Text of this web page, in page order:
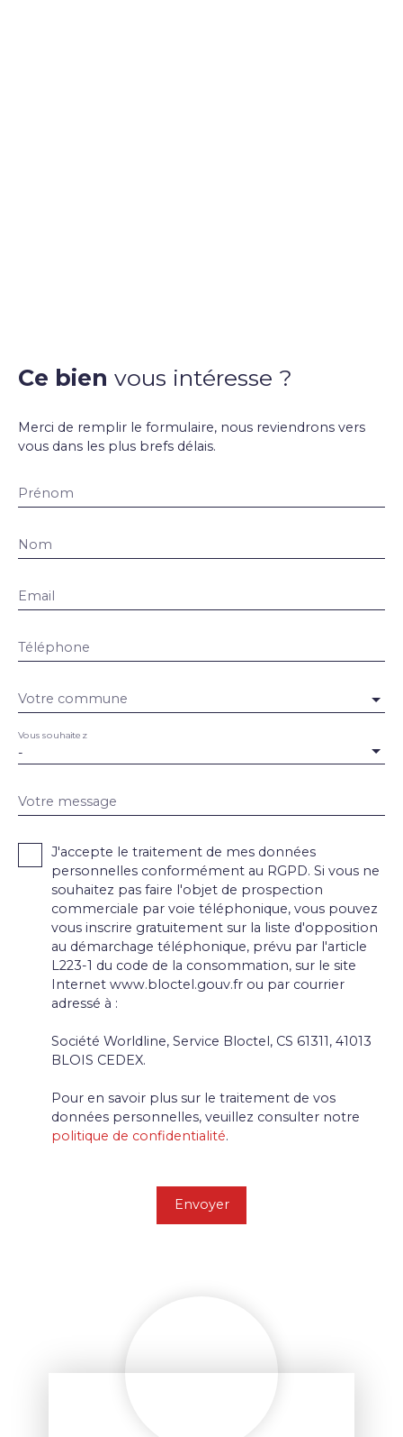
Ce bien vous intéresse ?
Merci de remplir le formulaire, nous reviendrons vers
vous dans les plus brefs délais.
Prénom
Nom
Email
Téléphone
Votre commune
-
Vous souhaitez
Votre message
J'accepte le traitement de mes données
personnelles conformément au RGPD. Si vous ne
souhaitez pas faire l'objet de prospection
commerciale par voie téléphonique, vous pouvez
vous inscrire gratuitement sur la liste d'opposition
au démarchage téléphonique, prévu par l'article
L223-1 du code de la consommation, sur le site
Internet www.bloctel.gouv.fr ou par courrier
adressé à :
Société Worldline, Service Bloctel, CS 61311, 41013
BLOIS CEDEX.
Pour en savoir plus sur le traitement de vos
données personnelles, veuillez consulter notre
politique de confidentialité.
Envoyer